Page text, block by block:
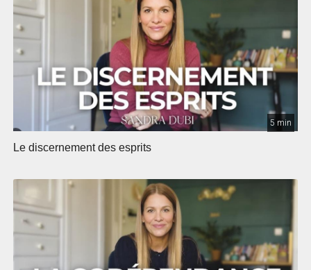
5 min
Le discernement des esprits